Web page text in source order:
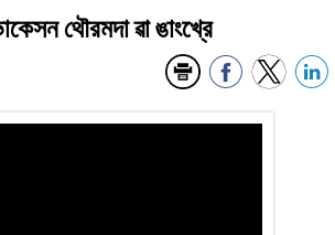
থৌরমদা ৱা ঙাংখ্রে